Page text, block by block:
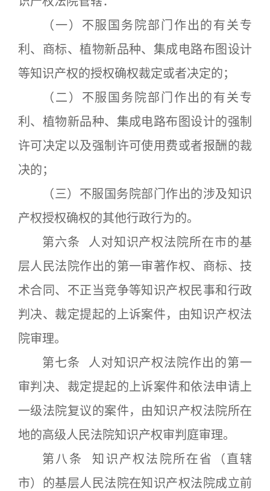
（一）不服国务院部门作出的有关专
利、商标、植物新品种、集成电路布图设计
等知识产权的授权确权裁定或者决定的；
（二）不服国务院部门作出的有关专
利、植物新品种、集成电路布图设计的强制
许可决定以及强制许可使用费或者报酬的裁
决的；
（三）不服国务院部门作出的涉及知识
产权授权确权的其他行政行为的。
第六条 人对知识产权法院所在市的基
层人民法院作出的第一审著作权、商标、技
术合同、不正当竞争等知识产权民事和行政
判决、裁定提起的上诉案件，由知识产权法
院审理。
第七条 人对知识产权法院作出的第一
审判决、裁定提起的上诉案件和依法申请上
一级法院复议的案件，由知识产权法院所在
地的高级人民法院知识产权审判庭审理。
第八条 知识产权法院所在省（直辖
市）的基层人民法院在知识产权法院成立前